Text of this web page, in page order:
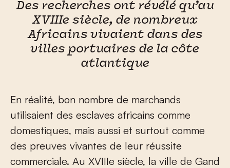
Des recherches ont révélé qu’au
XVIIIe siècle, de nombreux
Africains vivaient dans des
villes portuaires de la côte
atlantique
En réalité, bon nombre de marchands
utilisaient des esclaves africains comme
domestiques, mais aussi et surtout comme
des preuves vivantes de leur réussite
commerciale. Au XVIIIe siècle, la ville de Gand